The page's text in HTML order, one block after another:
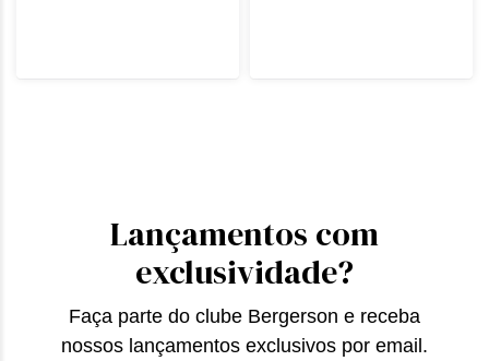
Lançamentos com
exclusividade?
Faça parte do clube Bergerson e receba
nossos lançamentos exclusivos por email.